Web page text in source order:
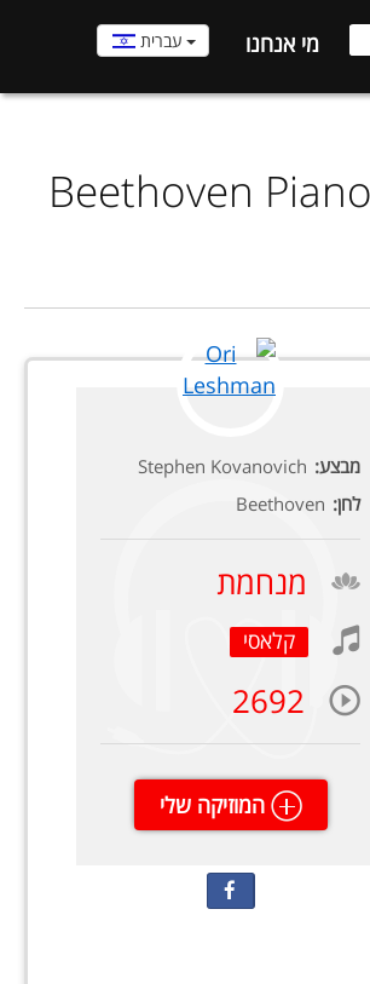
מי אנחנו עברית
Beethoven
מבצע: Stephen Kovanovich
לחן: Beethoven
מנחמת
קלאסי
2692
המוזיקה שלי